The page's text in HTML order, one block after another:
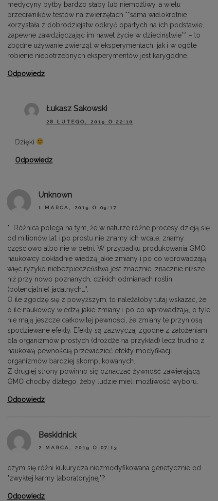
medycyny byłby bardzo słaby lub niemożliwy, a wielu
przeciwników testów na zwierzętach **sama wielokrotnie
korzystała z dobrodziejstw odkryć opartych na ich podstawie,
zapewne zawdzięczając im nawet życie w dzieciństwie** – to
zbędne używanie zwierząt w eksperymentach, jak i w ogóle
robienie niepotrzebnych eksperymentów jest karygodne.
Odpowiedz
Łukasz Sakowski
28 LUTEGO, 2019 O 22:10
Dzięki
Odpowiedz
Unknown
1 MARCA, 2019 O 09:17
"… Różnica polega na tym, że w naturze różne procesy dzieją się
od milionów lat i po prostu nie znamy ich wcale, znamy
częściowo albo nie w pełni. W przypadku produkowania GMO
naukowcy dokładnie wiedzą jakie zmiany i po co wprowadzają,
więc ryzyko niebezpieczeństwa jest znacznie, znacznie niższe
niż przy nowo poznanych, dzikich odmianach roślin
(potencjalnie) jadalnych…".
O ile zgodzę się z powyższym, to należałoby tutaj wskazać, że
o ile naukowcy wiedzą jakie zmiany i po co wprowadzają, o tyle
nie mają jeszcze całkowitej pewności, że zmiany te przyniosą
spodziewane efekty. Efekty są zazwyczaj zgodne z założeniami
dla organizmów prostych (drożdże na przykład) lecz trudno z
naukową pewnością przewidzieć efekty modyfikacji
organizmów bardziej skomplikowanych.
Z drugiej strony powinno się oznaczać żywność zawierającą
GMO choćby dlatego, żeby ludzie mieli możliwość wyboru.
Odpowiedz
Beskidnick
2 MARCA, 2019 O 07:13
czym się różni kukurydza niezmodyfikowana genetycznie od
"zwykłej karmy laboratoryjnej"?
Odpowiedz